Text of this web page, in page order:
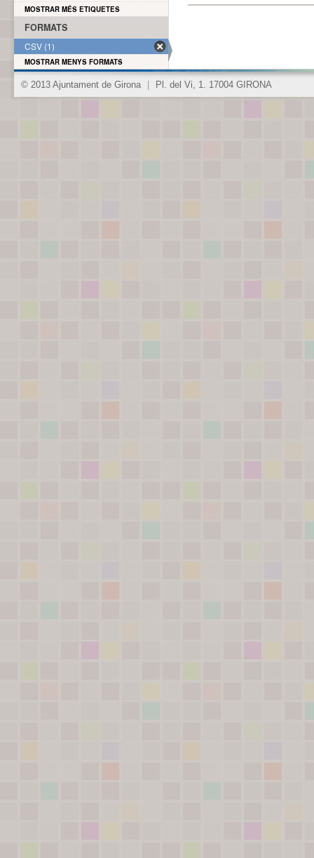
MOSTRAR MÉS ETIQUETES
FORMATS
CSV (1)
MOSTRAR MENYS FORMATS
© 2013 Ajuntament de Girona Pl. del Vi, 1. 17004 GIRONA